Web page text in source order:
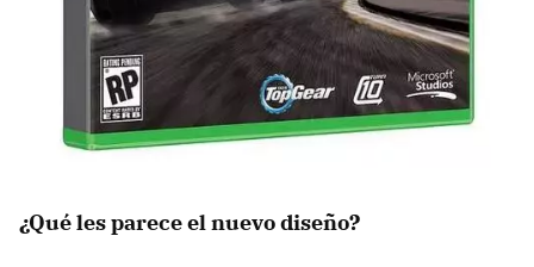
¿Qué les parece el nuevo diseño?